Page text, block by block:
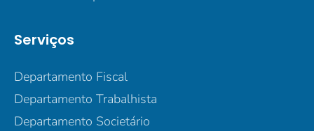
Serviços
Departamento Fiscal
Departamento Trabalhista
Departamento Societário